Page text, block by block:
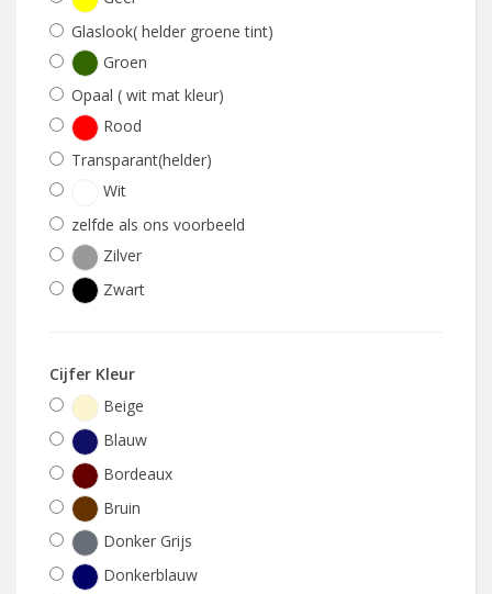
Glaslook( helder groene tint)
Groen
Opaal ( wit mat kleur)
Rood
Transparant(helder)
Wit
zelfde als ons voorbeeld
Zilver
Zwart
Cijfer Kleur
Beige
Blauw
Bordeaux
Bruin
Donker Grijs
Donkerblauw